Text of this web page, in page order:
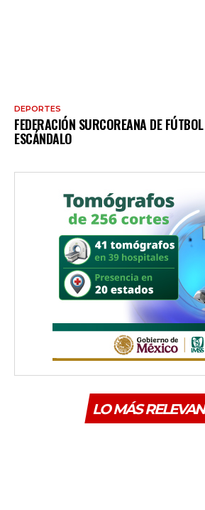
DEPORTES
FEDERACIÓN SURCOREANA DE
ESCÁNDALO
LO MÁS